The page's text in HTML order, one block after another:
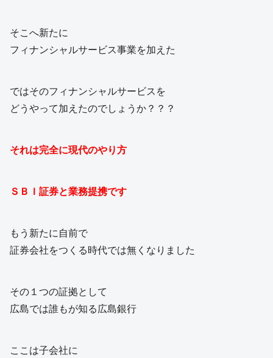
そこへ新たに
フィナンシャルサービス事業を加えた
ではそのフィナンシャルサービスを
どうやって加えたのでしょうか？？？
それは完全に現代のやり方
ＳＢＩ証券と業務提携です
もう新たに自前で
証券会社をつくる時代では無くなりました
その１つの証拠として
広島では誰もが知る広島銀行
ここは子会社に